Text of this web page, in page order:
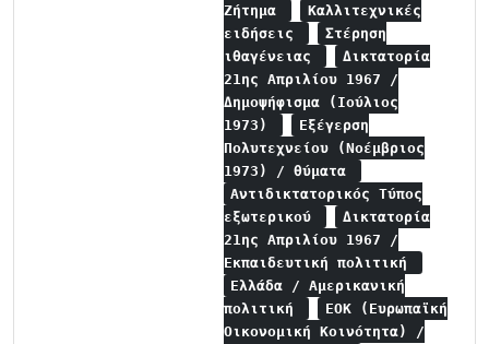
Ζήτημα
Καλλιτεχνικές
ειδήσεις
Στέρηση
ιθαγένειας
Δικτατορία
21ης Απριλίου 1967 /
Δημοψήφισμα (Ιούλιος
1973)
Εξέγερση
Πολυτεχνείου (Νοέμβριος
1973) / θύματα
Αντιδικτατορικός Τύπος
εξωτερικού
Δικτατορία
21ης Απριλίου 1967 /
Εκπαιδευτική πολιτική
Ελλάδα / Αμερικανική
πολιτική
ΕΟΚ (Ευρωπαϊκή
Οικονομική Κοινότητα) /